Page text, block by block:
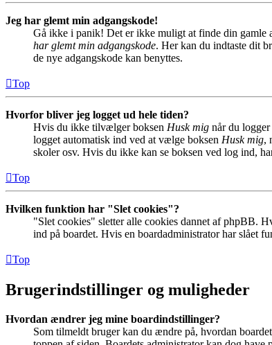
Jeg har glemt min adgangskode!
Gå ikke i panik! Det er ikke muligt at finde din gamle
har glemt min adgangskode. Her kan du indtaste dit
de nye adgangskode kan benyttes.
Top
Hvorfor bliver jeg logget ud hele tiden?
Hvis du ikke tilvælger boksen Husk mig når du
logget automatisk ind ved at vælge boksen Husk mig,
skoler osv. Hvis du ikke kan se boksen ved log ind,
Top
Hvilken funktion har "Slet cookies"?
"Slet cookies" sletter alle cookies dannet af phpBB.
ind på boardet. Hvis en boardadministrator har slået
Top
Brugerindstillinger og muligheder
Hvordan ændrer jeg mine boardindstillinger?
Som tilmeldt bruger kan du ændre på, hvordan